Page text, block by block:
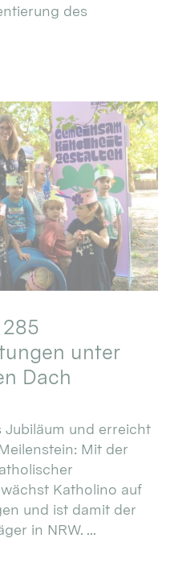
des
unter
Dach
und erreicht
Mit der
Katholino auf
und ist damit der
in NRW. ...